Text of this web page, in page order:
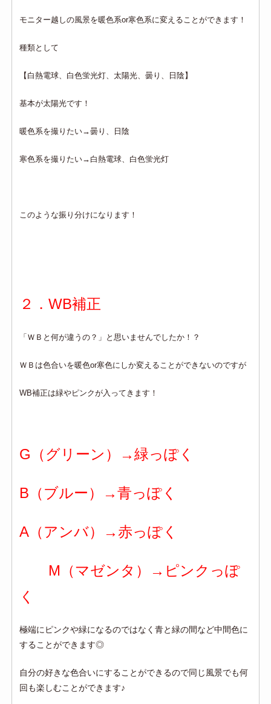
モニター越しの風景を暖色系or寒色系に変えることができます！
種類として
【白熱電球、白色蛍光灯、太陽光、曇り、日陰】
基本が太陽光です！
暖色系を撮りたい→曇り、日陰
寒色系を撮りたい→白熱電球、白色蛍光灯
このような振り分けになります！
２．WB補正
「ＷＢと何が違うの？」と思いませんでしたか！？
ＷＢは色合いを暖色or寒色にしか変えることができないのですが
WB補正は緑やピンクが入ってきます！
G（グリーン）→緑っぽく
B（ブルー）→青っぽく
A（アンバ）→赤っぽく
M（マゼンタ）→ピンクっぽ
く
極端にピンクや緑になるのではなく青と緑の間など中間色に
することができます◎
自分の好きな色合いにすることができるので同じ風景でも何
回も楽しむことができます♪